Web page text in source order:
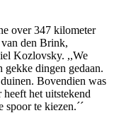
over 347 kilometer
den Brink,
Kozlovsky. ,,We
gekke dingen gedaan.
Bovendien was
het uitstekend
spoor te kiezen.´´